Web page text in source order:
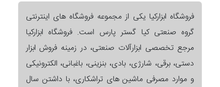
فروشگاه ابزارکیا یکی از مجموعه فروشگاه های اینترنتی
گروه صنعتی کیا گستر پارس است. فروشگاه ابزارکیا
مرجع تخصصی ابزارآلات صنعتی، در زمینه فروش ابزار
دستی، برقی، شارژی، بادی، بنزینی، باغبانی، الکترونیکی
و موارد مصرفی ماشین های تراشکاری، با داشتن سال